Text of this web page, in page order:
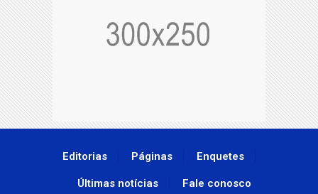
Editorias Páginas Enquetes
Últimas notícias Fale conosco